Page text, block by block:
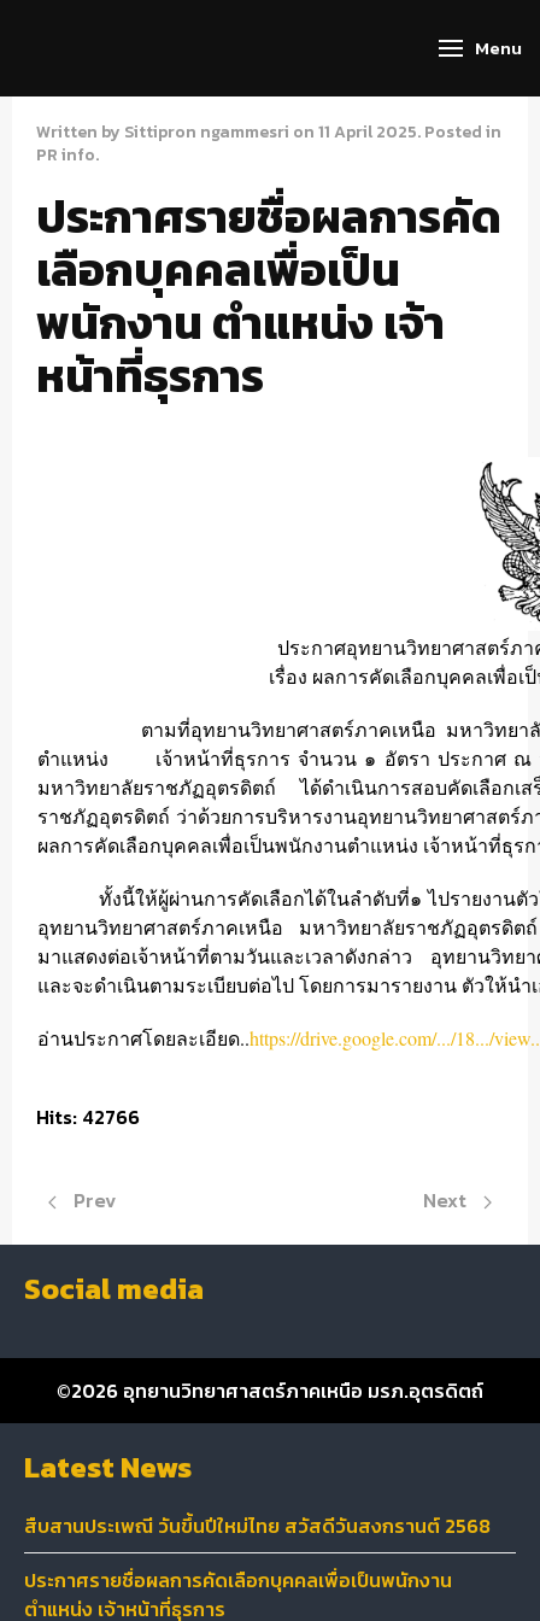
Menu
Written by Sittipron ngammesri on11 April 2025. Posted in
PR info.
ประกาศรายชื่อผลการคัด
เลือกบุคคลเพื่อเป็น
พนักงาน ตำแหน่ง เจ้า
หน้าที่ธุรการ
ประกาศอุทยานวิทยาศาสตร์ภ
เรื่อง ผลการคัดเลือกบุคคลเพื่อ
ตามที่อุทยานวิทยาศาสตร์ภาคเหนือ มหาวิทยาลัยรา
ตำแหน่ง เจ้าหน้าที่ธุรการ จำนวน ๑ อัตรา ประกาศ ณ
มหาวิทยาลัยราชภัฏอุตรดิตถ์ ได้ดำเนินการสอบคัดเลือ
ราชภัฏอุตรดิตถ์ ว่าด้วยการบริหารงานอุทยานวิทยาศาสต
ผลการคัดเลือกบุคคลเพื่อเป็นพนักงานตำแหน่ง เจ้าหน้าที่ธุ
ทั้งนี้ให้ผู้ผ่านการคัดเลือกได้ในลำดับที่๑ ไปรายงานตั
อุทยานวิทยาศาสตร์ภาคเหนือ มหาวิทยาลัยราชภัฏอุตรดิต
มาแสดงต่อเจ้าหน้าที่ตามวันและเวลาดังกล่าว อุทยานวิ
และจะดำเนินตามระเบียบต่อไป โดยการมารายงาน ตัวให้น
อ่านประกาศโดยละเอียด..https://drive.google.com/.../18.../
Hits: 42766
Previous article: สืบสานประเพณี วันขึ้นปีใหม่ไทย สวัสดีวั
Prev Next article:
Next
Social media
©2026 อุทยานวิทยาศาสตร์ภาคเหนือ มรภ.อุตรดิตถ์
Latest News
สืบสานประเพณี วันขึ้นปีใหม่ไทย สวัสดีวันสงกรานต์ 2568
ประกาศรายชื่อผลการคัดเลือกบุคคลเพื่อเป็นพนักงาน
ตำแหน่ง เจ้าหน้าที่ธุรการ